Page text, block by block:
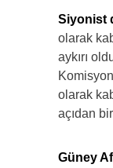
Siyonist
olarak
aykırı
olarak
açıdan
Güney